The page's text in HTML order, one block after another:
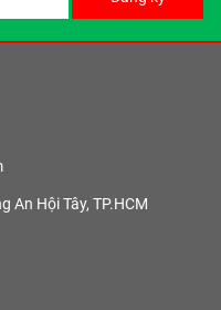
An Hội Tây, TP.HCM